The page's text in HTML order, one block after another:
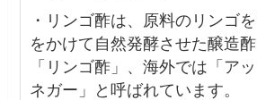
・リンゴ酢は、原料のリンゴ
をかけて自然発酵させた醸造
「リンゴ酢」、海外では「ア
ネガー」と呼ばれています。